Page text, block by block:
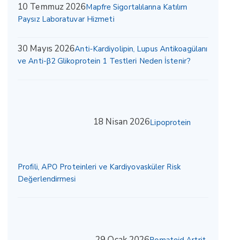
10 Temmuz 2026Mapfre Sigortalılarına Katılım
Paysız Laboratuvar Hizmeti
30 Mayıs 2026Anti-Kardiyolipin, Lupus Antikoagülanı
ve Anti-β2 Glikoprotein 1 Testleri Neden İstenir?
18 Nisan 2026Lipoprotein
Profili, APO Proteinleri ve Kardiyovasküler Risk
Değerlendirmesi